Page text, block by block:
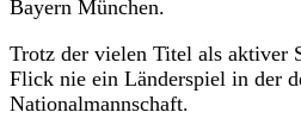
Bayern München.
Trotz der vielen Titel als aktiver
Flick nie ein Länderspiel in der
Nationalmannschaft.